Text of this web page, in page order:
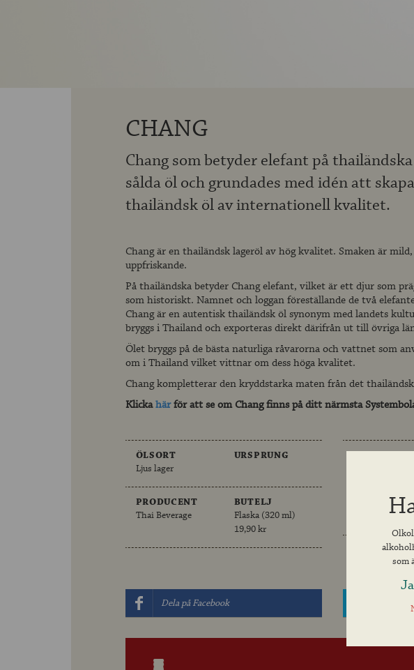
CHANG
Chang som betyder elefant på
sålda öl och grundades med idén att
thailändsk öl av internationell kvalitet.
Chang är en thailändsk lageröl av hög kvalitet. Smaken är
uppfriskande.
På thailändska betyder Chang elefant, vilket är ett djur som
som historiskt. Namnet och loggan föreställande de två
Chang är en autentisk thailändsk öl synonym med landets
bryggs i Thailand och exporteras direkt därifrån ut till övriga
Ölet bryggs på de bästa naturliga råvarorna och vattnet som
om i Thailand vilket vittnar om dess höga kvalitet.
Chang kompletterar den kryddstarka maten från det
Klickahärför att se om Chang finns på ditt närmsta
ÖLSORT
Ljus lager
URSPRUNG
PRODUCENT
Thai Beverage
BUTELJ
Flaska (320 ml)
19,90 kr
Dela på Facebook Dela på
som